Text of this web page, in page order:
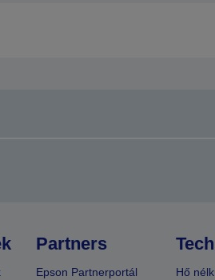
Partners
Epson Partnerportál
Hő